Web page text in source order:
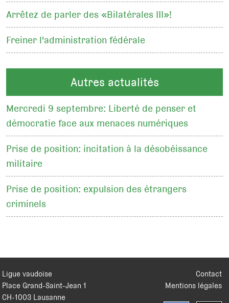
Arrêtez de parler des «Bilatérales III»!
Freiner l'administration fédérale
Autres actualités
Mercredi 9 septembre: Liberté de penser et
démocratie face aux menaces numériques
Prise de position: incitation à la désobéissance
militaire
Prise de position: expulsion des étrangers
criminels
Contact
Mentions légales
Ligue vaudoise
Place Grand-Saint-Jean 1
CH-1003 Lausanne